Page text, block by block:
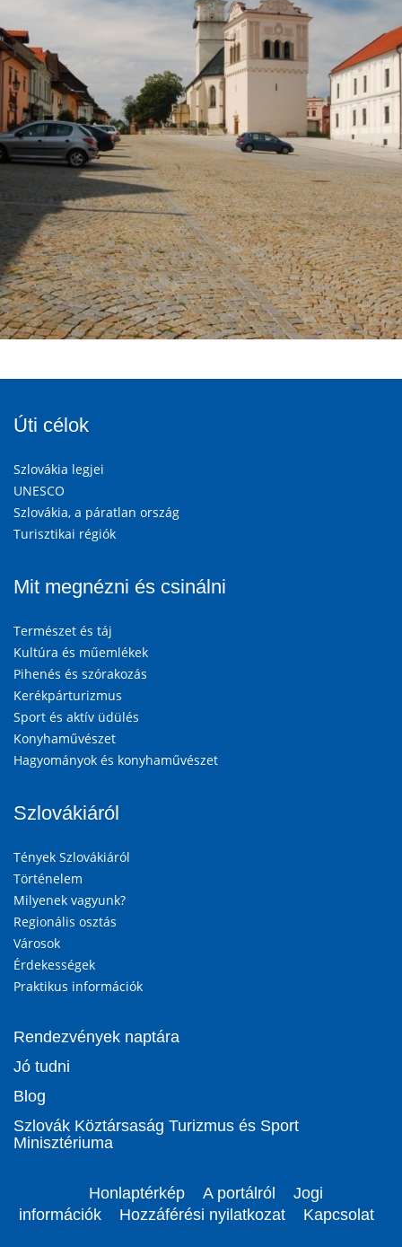
Úti célok
Szlovákia legjei
UNESCO
Szlovákia, a páratlan ország
Turisztikai régiók
Mit megnézni és csinálni
Természet és táj
Kultúra és műemlékek
Pihenés és szórakozás
Kerékpárturizmus
Sport és aktív üdülés
Konyhaművészet
Hagyományok és konyhaművészet
Szlovákiáról
Tények Szlovákiáról
Történelem
Milyenek vagyunk?
Regionális osztás
Városok
Érdekességek
Praktikus információk
Rendezvények naptára
Jó tudni
Blog
Szlovák Köztársaság Turizmus és Sport
Minisztériuma
Honlaptérkép A portálról
Jogi
információk
Hozzáférési nyilatkozat Kapcsolat